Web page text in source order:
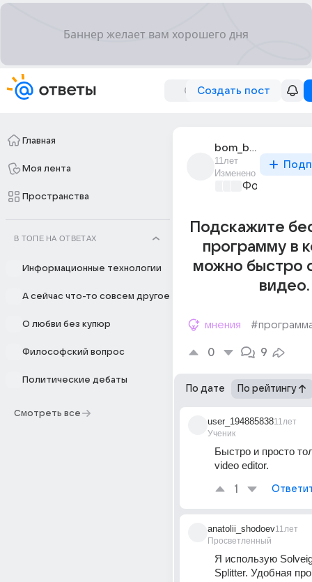
Создать пост
Главная
Моя лента
Пространства
В ТОПЕ НА ОТВЕТАХ
Информационные технологии
А сейчас что-то совсем другое
О любви без купюр
Философский вопрос
Политические дебаты
Смотреть все
bom_bim_9
11лет
Изменено
Фото,
Подскажите
программу в
можно быстро
видео.
мнения
0 9
По дате По рейтингу
user_194885838
Ученик
11лет
Быстро и просто
video editor.
1
anatolii_shodoev
Просветленный
11лет
Я использую
Splitter. Удобная